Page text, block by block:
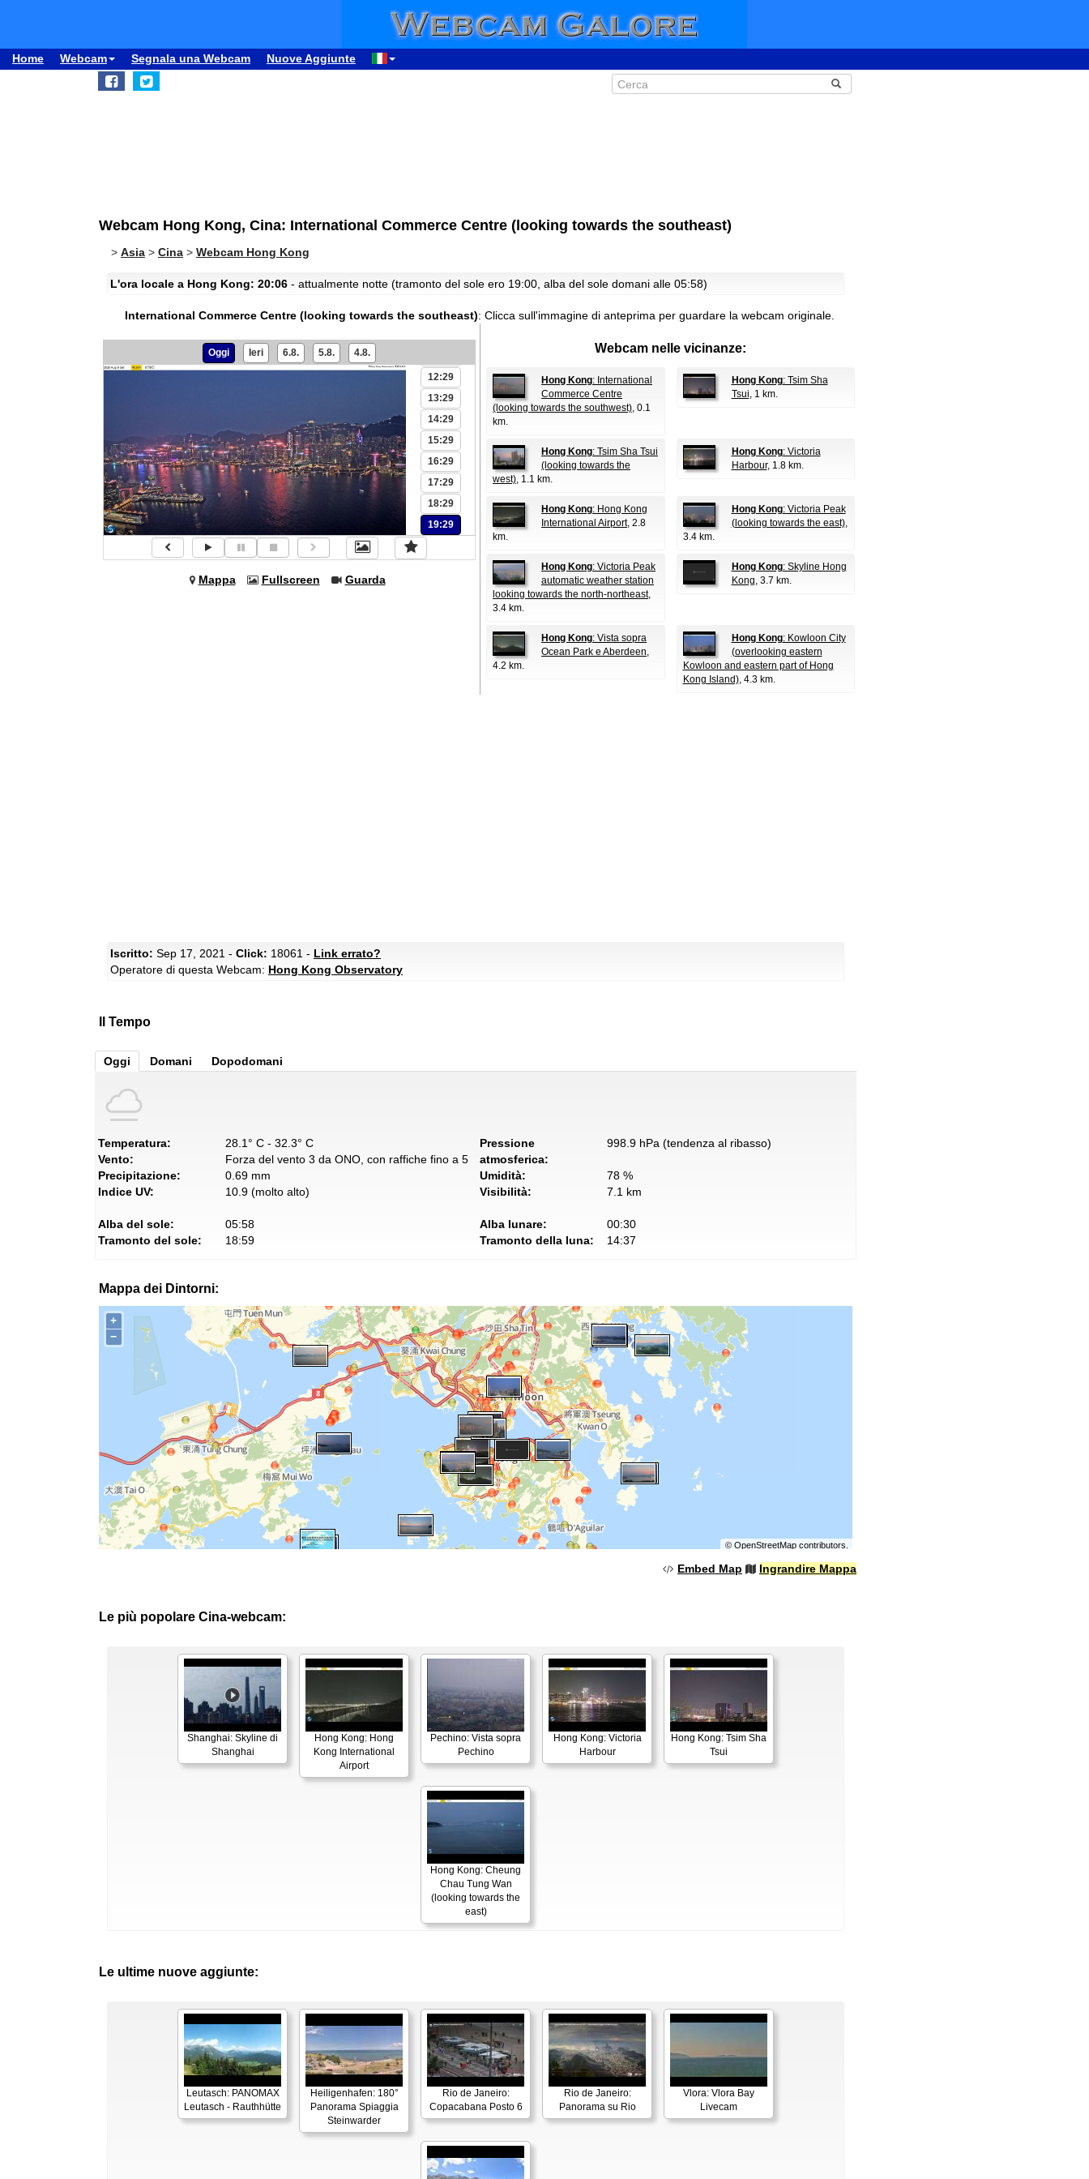
Home Webcam Segnala una Webcam Nuove Aggiunte
Webcam Hong Kong, Cina: International Commerce Centre (looking towards the southeast)
> Asia > Cina > Webcam Hong Kong
L'ora locale a Hong Kong: 20:06 - attualmente notte (tramonto del sole ero 19:00, alba del sole domani alle 05:58)
International Commerce Centre (looking towards the southeast): Clicca sull'immagine di anteprima per guardare la webcam originale.
Oggi Ieri 6.8. 5.8. 4.8.
05:29
09:29
12:29
13:29
14:29
15:29
16:29
17:29
18:29
19:29
Mappa Fullscreen Guarda
Webcam nelle vicinanze:
Hong Kong: International
Commerce Centre
(looking towards the southwest), 0.1
km.
Hong Kong: Tsim Sha
Tsui, 1 km.
Hong Kong: Tsim Sha Tsui
(looking towards the
west), 1.1 km.
Hong Kong: Victoria
Harbour, 1.8 km.
Hong Kong: Hong Kong
International Airport, 2.8
km.
Hong Kong: Victoria Peak
(looking towards the east),
3.4 km.
Hong Kong: Victoria Peak
automatic weather station
looking towards the north-northeast,
3.4 km.
Hong Kong: Skyline Hong
Kong, 3.7 km.
Hong Kong: Vista sopra
Ocean Park e Aberdeen,
4.2 km.
Hong Kong: Kowloon City
(overlooking eastern
Kowloon and eastern part of Hong
Kong Island), 4.3 km.
Iscritto: Sep 17, 2021 - Click: 18061 - Link errato?
Operatore di questa Webcam: Hong Kong Observatory
Il Tempo
Oggi Domani Dopodomani
Temperatura:
28.1° C - 32.3° C
Vento:
Forza del vento 3 da ONO, con raffiche fino a 5
Precipitazione:
0.69 mm
Indice UV:
10.9 (molto alto)
Pressione
atmosferica:
998.9 hPa (tendenza al ribasso)
Umidità:
78 %
Visibilità:
7.1 km
Alba del sole:
05:58
Tramonto del sole:
18:59
Alba lunare:
00:30
Tramonto della luna:
14:37
Mappa dei Dintorni:
+
−
© OpenStreetMapcontributors.
Embed Map Ingrandire Mappa
Le più popolare Cina-webcam:
Shanghai: Skyline di
Shanghai
Hong Kong: Hong
Kong International
Airport
Pechino: Vista sopra
Pechino
Hong Kong: Victoria
Harbour
Hong Kong: Tsim Sha
Tsui
Hong Kong: Cheung
Chau Tung Wan
(looking towards the
east)
Le ultime nuove aggiunte:
Leutasch: PANOMAX
Leutasch - Rauthhütte
Heiligenhafen: 180°
Panorama Spiaggia
Steinwarder
Rio de Janeiro:
Copacabana Posto 6
Rio de Janeiro:
Panorama su Rio
Vlora: Vlora Bay
Livecam